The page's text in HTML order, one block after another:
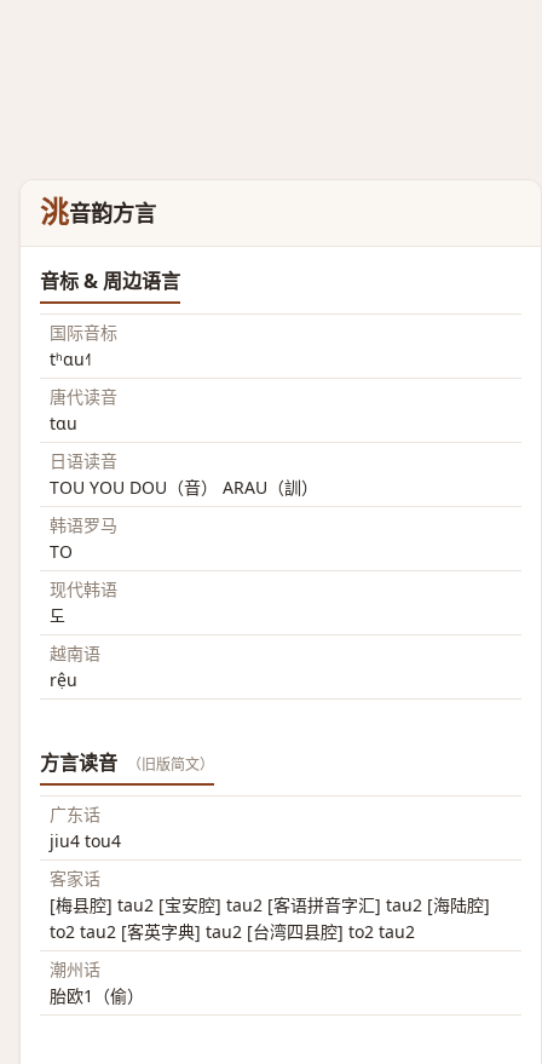
洮音韵方言
音标 & 周边语言
国际音标
tʰɑu˧˥
唐代读音
tɑu
日语读音
TOU YOU DOU（音） ARAU（訓）
韩语罗马
TO
现代韩语
도
越南语
rệu
方言读音 （旧版简文）
广东话
jiu4 tou4
客家话
[梅县腔] tau2 [宝安腔] tau2 [客语拼音字汇] tau2 [海陆腔]
to2 tau2 [客英字典] tau2 [台湾四县腔] to2 tau2
潮州话
胎欧1（偷）